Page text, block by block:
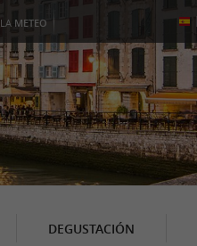
LA METEO
DEGUSTACIÓN